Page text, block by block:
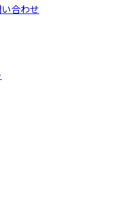
合わせ